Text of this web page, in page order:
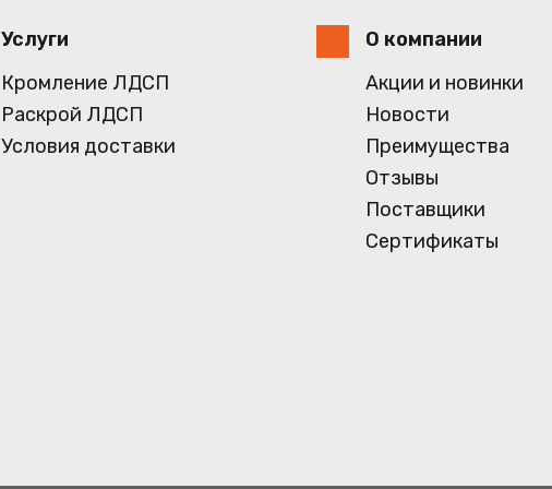
Услуги
Кромление ЛДСП
Раскрой ЛДСП
Условия доставки
О компании
Акции и новинки
Новости
Преимущества
Отзывы
Поставщики
Сертификаты